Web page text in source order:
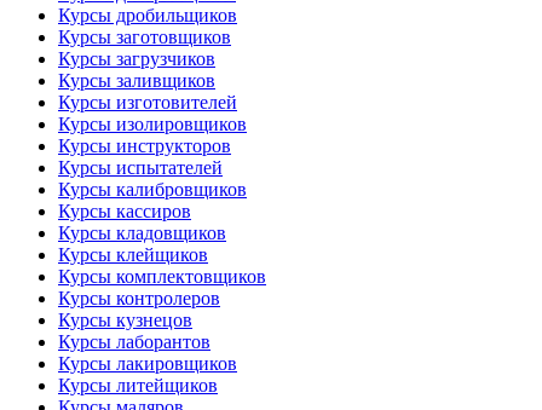
Курсы дробильщиков
Курсы заготовщиков
Курсы загрузчиков
Курсы заливщиков
Курсы изготовителей
Курсы изолировщиков
Курсы инструкторов
Курсы испытателей
Курсы калибровщиков
Курсы кассиров
Курсы кладовщиков
Курсы клейщиков
Курсы комплектовщиков
Курсы контролеров
Курсы кузнецов
Курсы лаборантов
Курсы лакировщиков
Курсы литейщиков